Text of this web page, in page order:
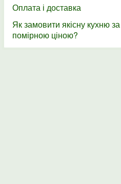
Оплата і доставка
Як замовити якісну кухню за
помірною ціною?